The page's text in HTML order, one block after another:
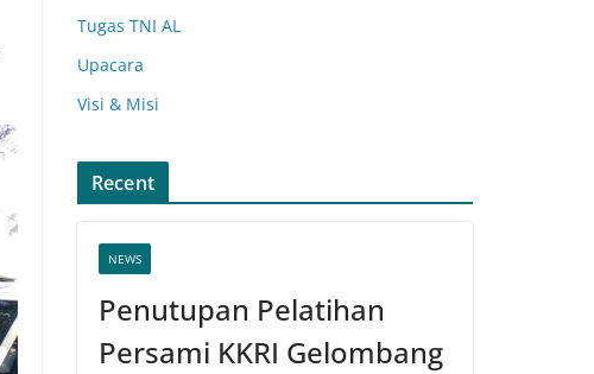
Tugas TNI AL
Upacara
Visi & Misi
Recent
NEWS
Penutupan Pelatihan
Persami KKRI Gelombang